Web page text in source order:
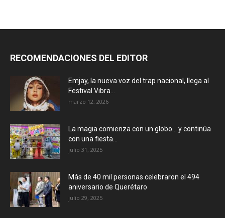
RECOMENDACIONES DEL EDITOR
Emjay, la nueva voz del trap nacional, llega al
Festival Vibra...
marzo 12, 2026
La magia comienza con un globo… y continúa
con una fiesta...
julio 31, 2025
Más de 40 mil personas celebraron el 494
aniversario de Querétaro
julio 29, 2025